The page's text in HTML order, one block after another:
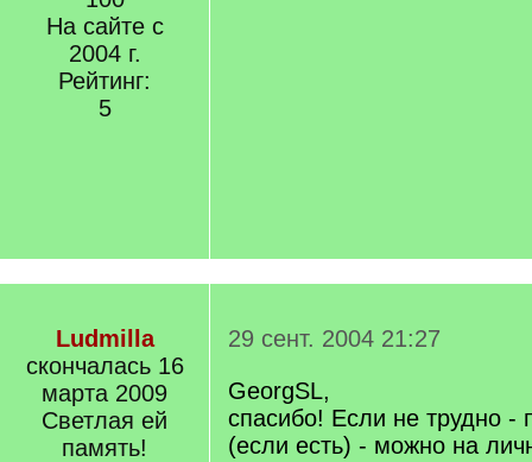
На сайте с
2004 г.
Рейтинг:
5
Ludmilla
скончалась 16
марта 2009
Светлая ей
память!
29 сент. 2004 21:27
GeorgSL,
спасибо! Если не трудно -
(если есть) - можно на